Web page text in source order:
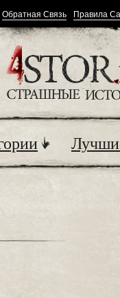
Обратная Связь Правила